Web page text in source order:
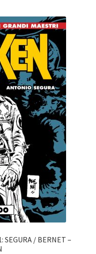
SEGURA / BERNET –